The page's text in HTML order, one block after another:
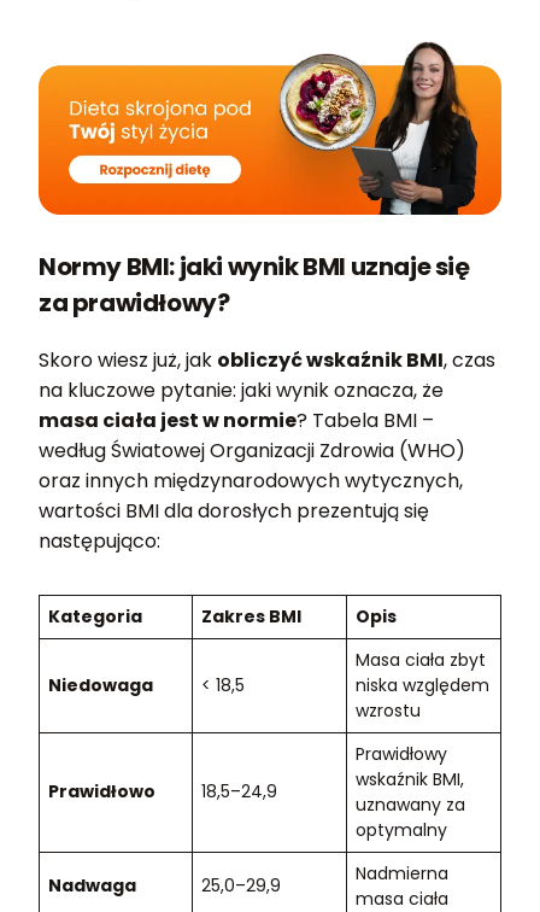
Normy BMI: jaki wynik BMI uznaje się
za prawidłowy?
Skoro wiesz już, jak obliczyć wskaźnik BMI, czas
na kluczowe pytanie: jaki wynik oznacza, że
masa ciała jest w normie? Tabela BMI –
według Światowej Organizacji Zdrowia (WHO)
oraz innych międzynarodowych wytycznych,
wartości BMI dla dorosłych prezentują się
następująco:
Kategoria Zakres BMI Opis
Niedowaga < 18,5
Masa ciała zbyt
niska względem
wzrostu
Prawidłowo 18,5–24,9
Prawidłowy
wskaźnik BMI,
uznawany za
optymalny
Nadwaga 25,0–29,9
Nadmierna
masa ciała